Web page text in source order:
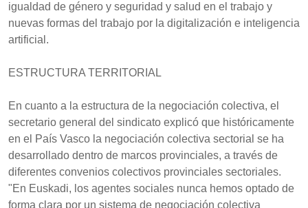
igualdad de género y seguridad y salud en el trabajo y
nuevas formas del trabajo por la digitalización e inteligencia
artificial.
ESTRUCTURA TERRITORIAL
En cuanto a la estructura de la negociación colectiva, el
secretario general del sindicato explicó que históricamente
en el País Vasco la negociación colectiva sectorial se ha
desarrollado dentro de marcos provinciales, a través de
diferentes convenios colectivos provinciales sectoriales.
"En Euskadi, los agentes sociales nunca hemos optado de
forma clara por un sistema de negociación colectiva